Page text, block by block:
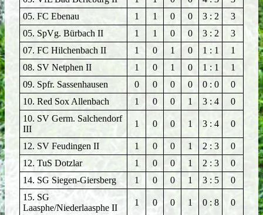
05. FC Ebenau
1 1 0 0 3 : 2
3
05. SpVg. Bürbach II
1 1 0 0 3 : 2
3
07. FC Hilchenbach II
1 0 1 0 1 : 1
1
08. SV Netphen II
1 0 1 0 1 : 1
1
09. Spfr. Sassenhausen
0 0 0 0 0 : 0
0
10. Red Sox Allenbach
1 0 0 1 3 : 4
0
10. SV Germ. Salchendorf
III
1 0 0 1 3 : 4 0
12. SV Feudingen II 1 0 0 1 2 : 3
0
12. TuS Dotzlar
1 0 0 1 2 : 3
0
14. SG Siegen-Giersberg
1 0 0 1 3 : 5
0
15. SG
Laasphe/Niederlaasphe II
1 0 0 1 0 : 8 0